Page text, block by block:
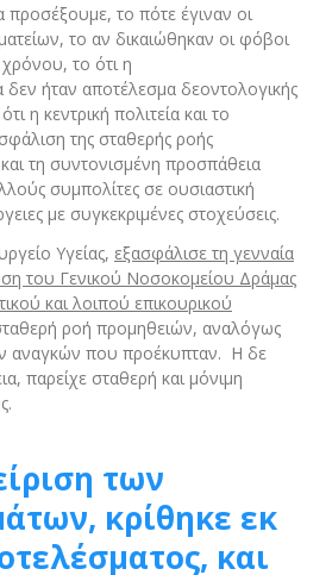
προσέξουμε, το πότε έγιναν οι
το αν δικαιώθηκαν οι φόβοι
το ότι η
δεν ήταν αποτέλεσμα δεοντολογικής
η κεντρική πολιτεία και το
της σταθερής ροής
τη συντονισμένη προσπάθεια
συμπολίτες σε ουσιαστική
με συγκεκριμένες στοχεύσεις.
Υγείας, εξασφάλισε τη γενναία
του Γενικού Νοσοκομείου Δράμας
και λοιπού επικουρικού
ροή προμηθειών, αναλόγως
αναγκών που προέκυπταν. Η δε
παρείχε σταθερή και μόνιμη
των
κρίθηκε εκ
και